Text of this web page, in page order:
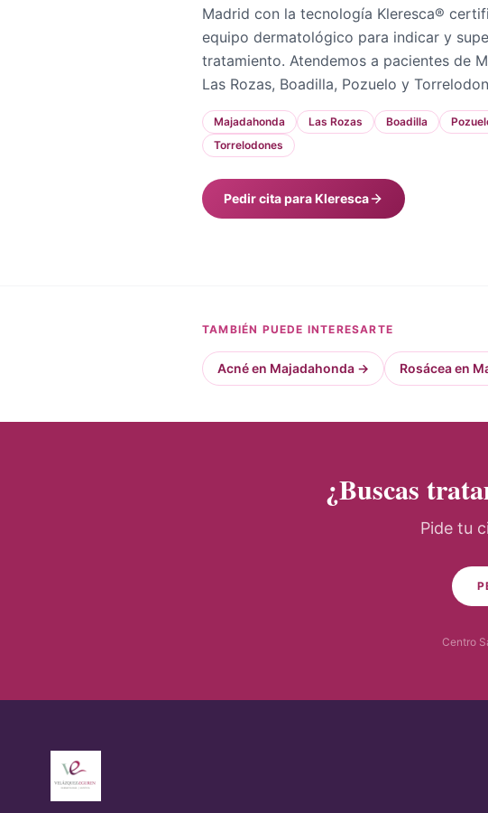
Madrid con la tecnología Kleresca®
equipo dermatológico para indicar y
tratamiento. Atendemos a pacientes de
Las Rozas, Boadilla, Pozuelo y
Majadahonda Las Rozas Boadilla
Torrelodones
Pedir cita para Kleresca
TAMBIÉN PUEDE INTERESARTE
Acné en Majadahonda → Rosácea en
¿Buscas
Pide tu
Centro